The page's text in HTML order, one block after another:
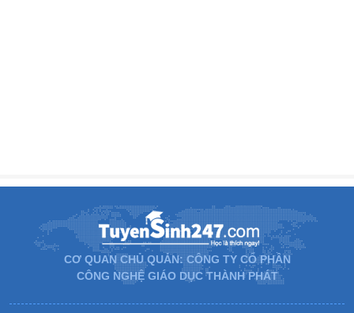
CƠ QUAN CHỦ QUẢN: CÔNG TY CỔ PHẦN
CÔNG NGHỆ GIÁO DỤC THÀNH PHÁT